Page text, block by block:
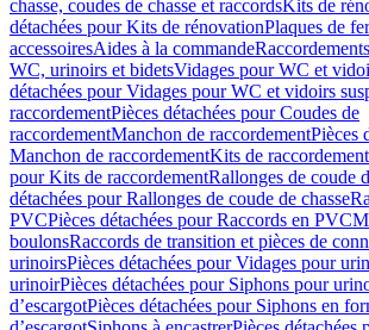
chasse, coudes de chasse et raccordsKits de
détachées pour Kits de rénovationPlaques de
accessoiresAides à la commande
WC, urinoirs et bidetsVidages pour WC et
détachées pour Vidages pour WC et vidoirs
raccordementPièces détachées pour Coudes de
raccordementManchon de raccordementPièces
Manchon de raccordementKits de raccordement
pour Kits de raccordementRallonges de coude
détachées pour Rallonges de coude de chasse
PVCPièces détachées pour Raccords en PVC
boulonsRaccords de transition et pièces de
urinoirsPièces détachées pour Vidages pour
urinoirPièces détachées pour Siphons pour
d’escargotPièces détachées pour Siphons en